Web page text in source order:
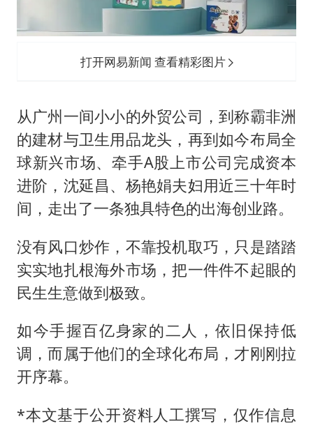
打开网易新闻 查看精彩图片
从广州一间小小的外贸公司，到称霸非洲
的建材与卫生用品龙头，再到如今布局全
球新兴市场、牵手A股上市公司完成资本
进阶，沈延昌、杨艳娟夫妇用近三十年时
间，走出了一条独具特色的出海创业路。
没有风口炒作，不靠投机取巧，只是踏踏
实实地扎根海外市场，把一件件不起眼的
民生生意做到极致。
如今手握百亿身家的二人，依旧保持低
调，而属于他们的全球化布局，才刚刚拉
开序幕。
*本文基于公开资料人工撰写，仅作信息